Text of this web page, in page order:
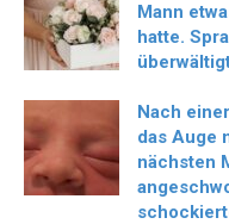
Mann
hatte.
Nach
das Auge
nächsten